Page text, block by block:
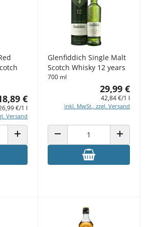
€
€/1 l
Versand
ANZAHL ERHÖHEN
Glenfiddich Single Malt
Scotch Whisky 12 years
700 ml
29,99 €
42,84 €/1 l
inkl. MwSt., zzgl. Versand
ANZAHL VERRINGERN ANZAHL